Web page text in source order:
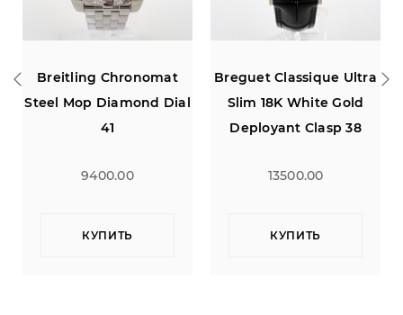
Breguet Classique Ultra
Slim 18K White Gold
Deployant Clasp 38
13500.00
КУПИТЬ
Breguet Classique Ultra
Slim 18K Yellow Gold 38
11900.00
КУПИТЬ